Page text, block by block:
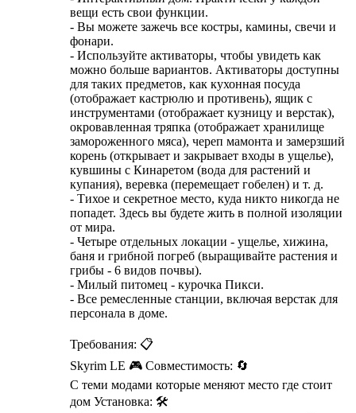
вещи есть свои функции.
- Вы можете зажечь все костры, камины, свечи и
фонари.
- Используйте активаторы, чтобы увидеть как
можно больше вариантов. Активаторы доступны
для таких предметов, как кухонная посуда
(отображает кастрюлю и противень), ящик с
инструментами (отображает кузницу и верстак),
окровавленная тряпка (отображает хранилище
замороженного мяса), череп мамонта и замерзший
корень (открывает и закрывает входы в ущелье),
кувшины с Кинаретом (вода для растений и
купания), веревка (перемещает гобелен) и т. д.
- Тихое и секретное место, куда никто никогда не
попадет. Здесь вы будете жить в полной изоляции
от мира.
- Четыре отдельных локации - ущелье, хижина,
баня и грибной погреб (выращивайте растения и
грибы - 6 видов почвы).
- Милый питомец - курочка Пикси.
- Все ремесленные станции, включая верстак для
персонала в доме.
Требования: 📋
Skyrim LE 🎮 Совместимость: 🔄
C теми модами которые меняют место где стоит
дом Установка: 🛠️